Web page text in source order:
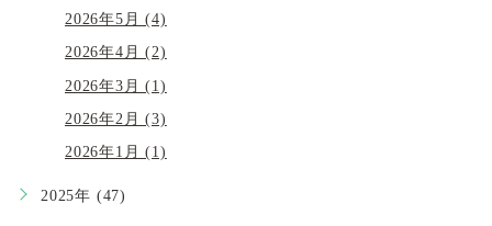
2026年5月 (4)
2026年4月 (2)
2026年3月 (1)
2026年2月 (3)
2026年1月 (1)
2025年 (47)